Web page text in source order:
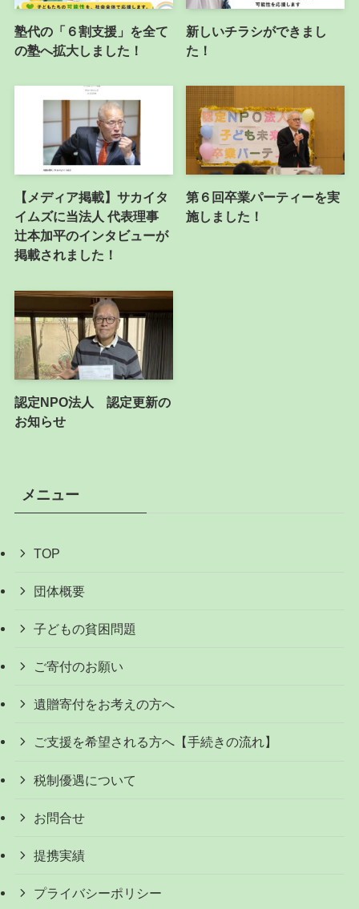
塾代の「６割支援」を全て
の塾へ拡大しました！
新しいチラシができまし
た！
【メディア掲載】サカイタ
イムズに当法人 代表理事
辻本加平のインタビューが
掲載されました！
第６回卒業パーティーを実
施しました！
認定NPO法人 認定更新の
お知らせ
メニュー
TOP
団体概要
子どもの貧困問題
ご寄付のお願い
遺贈寄付をお考えの方へ
ご支援を希望される方へ【手続きの流れ】
税制優遇について
お問合せ
提携実績
プライバシーポリシー